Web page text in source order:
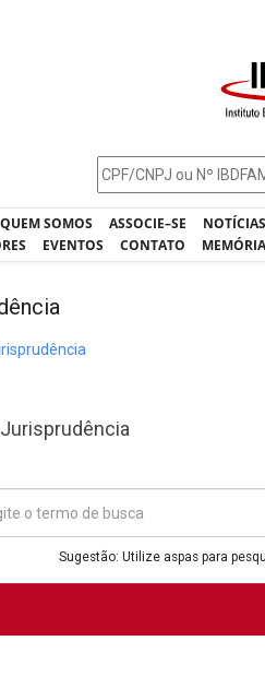
QUEM SOMOS ASSOCIE–SE
EVENTOS CONTATO
Sugestão: Utilize aspas para